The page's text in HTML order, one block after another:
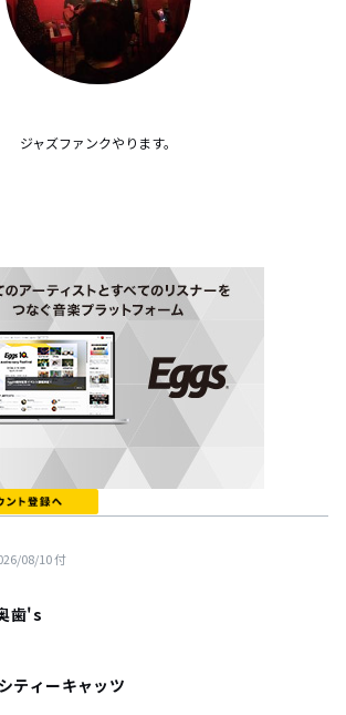
ジャズファンクやります。
08/10付
歯's
ティーキャッツ